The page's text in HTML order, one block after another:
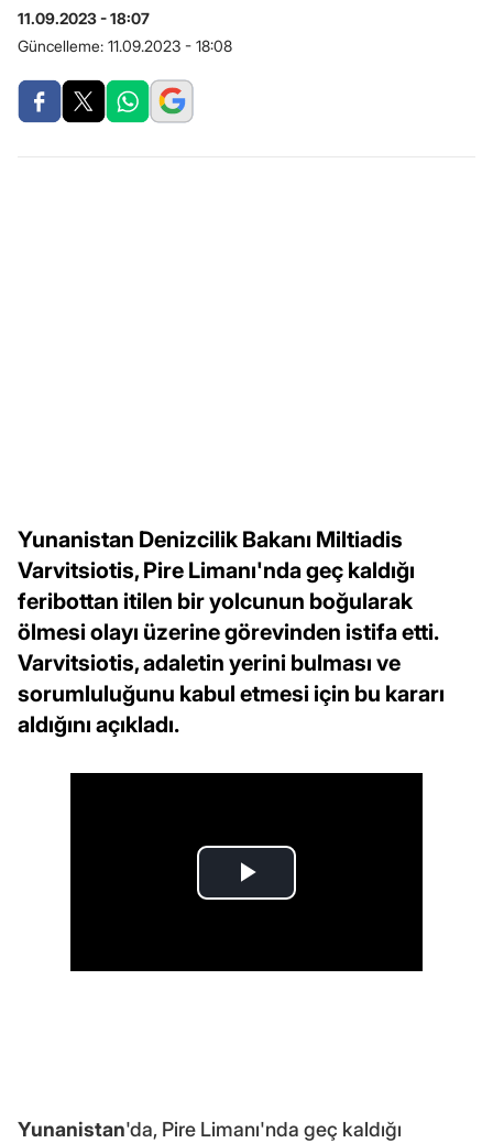
11.09.2023 - 18:07
Güncelleme: 11.09.2023 - 18:08
Yunanistan Denizcilik Bakanı Miltiadis
Varvitsiotis, Pire Limanı'nda geç kaldığı
feribottan itilen bir yolcunun boğularak
ölmesi olayı üzerine görevinden istifa etti.
Varvitsiotis, adaletin yerini bulması ve
sorumluluğunu kabul etmesi için bu kararı
aldığını açıkladı.
Yunanistan'da, Pire Limanı'nda geç kaldığı